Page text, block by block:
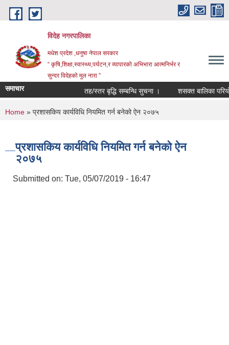
Skip to main content
विदेह नगरपालिका
मधेश प्रदेश ,धनुषा नेपाल सरकार
“ कृषि,शिक्षा,स्वास्थ्य,पर्यटन,र व्यापारको अभिभारा आत्मनिर्भर र
सुन्दर विदेहको मुल नारा ”
समाचार तह/स्तर बृद्धि सम्बन्धि सुचना । शसक्त बालिका
You are here
Home » प्रशासकिय कार्यविधि नियमित गर्न बनेको ऐन २०७५
प्रशासकिय कार्यविधि नियमित गर्न बनेको ऐन
२०७५
Submitted on: Tue, 05/07/2019 - 16:47